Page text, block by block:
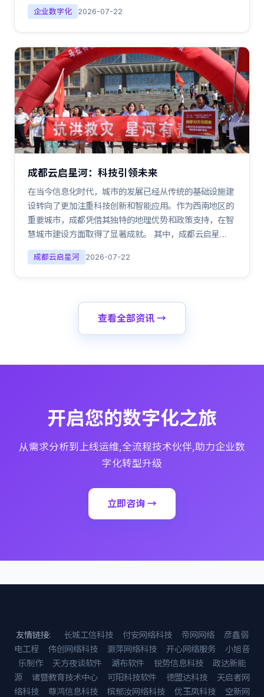
企业数字化 2026-07-22
成都云启星河：科技引领未来
在当今信息化时代，城市的发展已经从传统的基础设施建
设转向了更加注重科技创新和智能应用。作为西南地区的
重要城市，成都凭借其独特的地理优势和政策支持，在智
慧城市建设方面取得了显著成就。 其中，成都云启星…
成都云启星河 2026-07-22
查看全部资讯 →
开启您的数字化之旅
从需求分析到上线运维,全流程技术伙伴,助力企业数
字化转型升级
立即咨询 →
友情链接: 长城工信科技 付安网络科技 帝网网络
彦鑫弱
电工程
伟创网络科技 灏萍网络科技 开心网络服务
小旭音
乐制作
天方夜谈软件 湖布软件 锐势信息科技
政达新能
源
诸暨教育技术中心 可阳科技软件 德盟达科技
天启者网
络科技
尊鸿信息科技 槟郁汝网络科技 优玉凤科技
空新网